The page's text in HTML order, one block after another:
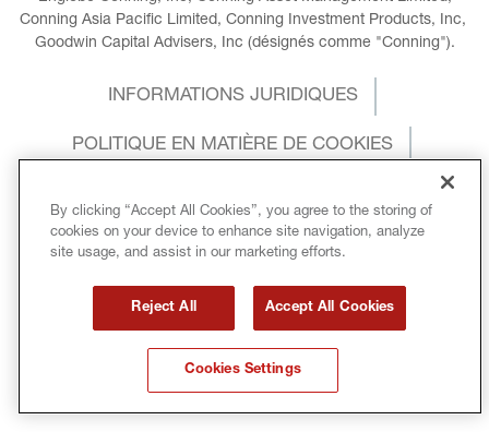
Conning Asia Pacific Limited, Conning Investment Products, Inc,
Goodwin Capital Advisers, Inc (désignés comme "Conning").
INFORMATIONS JURIDIQUES
POLITIQUE EN MATIÈRE DE COOKIES
CONDITIONS GÉNÉRALES
DROITS D’AUTEUR
SANCTIONS INTERNATIONALES
By clicking “Accept All Cookies”, you agree to the storing of
cookies on your device to enhance site navigation, analyze
site usage, and assist in our marketing efforts.
Reject All Accept All Cookies
Cookies Settings